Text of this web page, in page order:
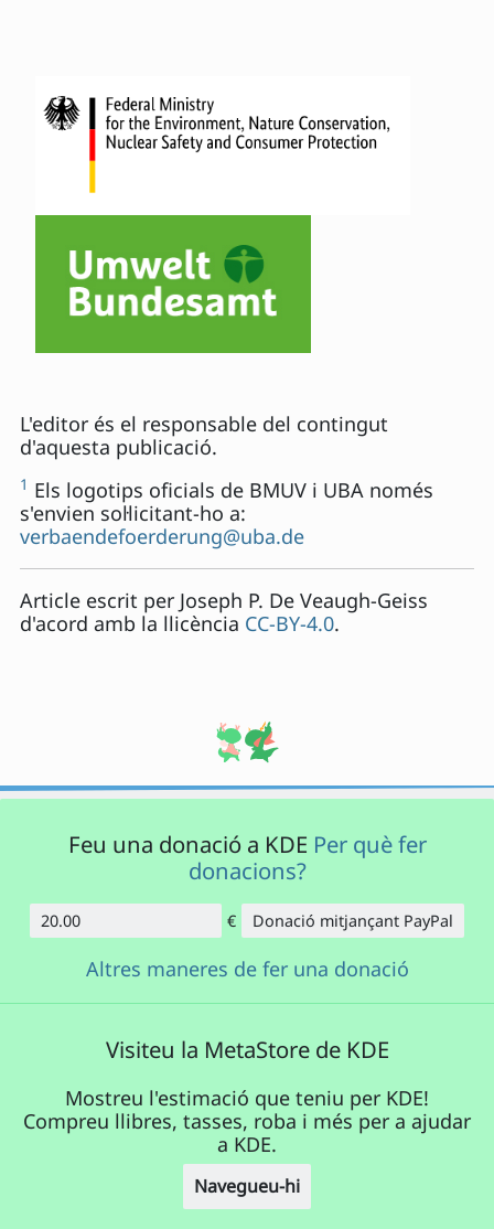
L'editor és el responsable del contingut
d'aquesta publicació.
1 Els logotips oficials de BMUV i UBA només
s'envien sol·licitant-ho a:
verbaendefoerderung@uba.de
Article escrit per Joseph P. De Veaugh-Geiss
d'acord amb la llicència CC-BY-4.0.
Feu una donació a KDE Per què fer
donacions?
Import
€ Donació mitjançant PayPal
Altres maneres de fer una donació
Visiteu la MetaStore de KDE
Mostreu l'estimació que teniu per KDE!
Compreu llibres, tasses, roba i més per a ajudar
a KDE.
Navegueu-hi